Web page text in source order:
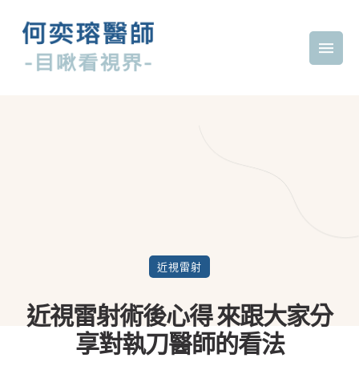
近視雷射
近視雷射術後心得 來跟大家分
享對執刀醫師的看法